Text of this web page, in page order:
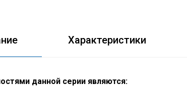
Характеристики
данной серии являются: